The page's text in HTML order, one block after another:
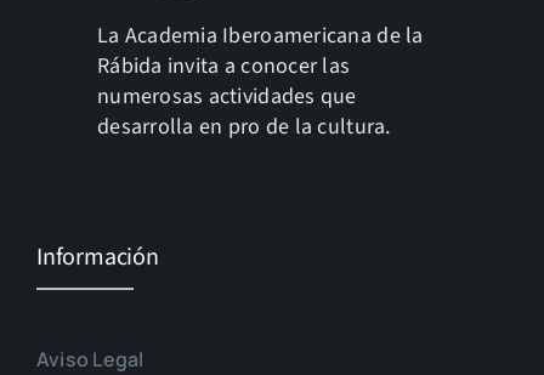
La Academia Iberoamericana de la
Rábida invita a conocer las
numerosas actividades que
desarrolla en pro de la cultura.
Información
Aviso Legal